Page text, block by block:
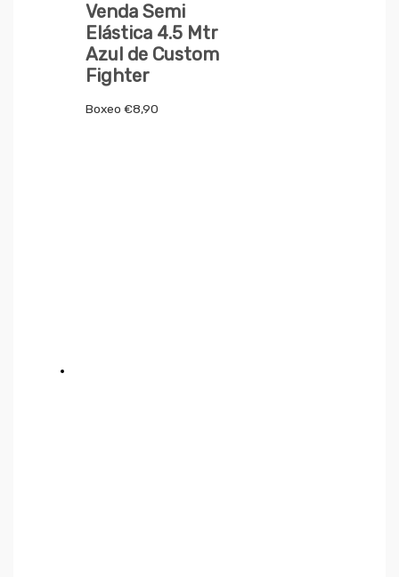
Venda Semi
Elástica 4.5 Mtr
Azul de Custom
Fighter
Boxeo€8,90